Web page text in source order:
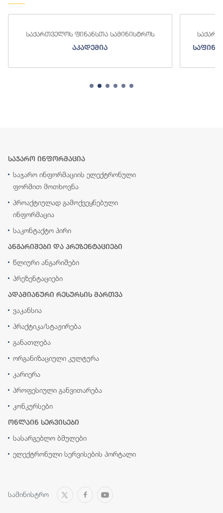
საქართველოს ფინანსთა სამინისტროს
საფინანსო-ანალიტიკური სამსახური
საჯარო ინფორმაცია
საჯარო ინფორმაციის ელექტრონული
ფორმით მოთხოვნა
პროაქტიულად გამოქვეყნებული
ინფორმაცია
საკონტაქტო პირი
ანგარიშები და პრეზენტაციები
წლიური ანგარიშები
პრეზენტაციები
ადამიანური რესურსის მართვა
ვაკანსია
პრაქტიკა/სტაჟირება
განათლება
ორგანიზაციული კულტურა
კარიერა
პროფესიული განვითარება
კონკურსები
ონლაინ სერვისები
სასარგებლო ბმულები
ელექტრონული სერვისების პორტალი
სამინისტრო